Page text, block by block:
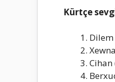
Kürtçe
Dilem